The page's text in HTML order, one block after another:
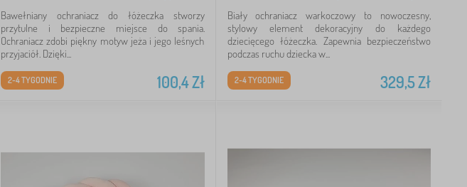
Bawełniany ochraniacz do łóżeczka stworzy
przytulne i bezpieczne miejsce do spania.
Ochraniacz zdobi piękny motyw jeża i jego leśnych
przyjaciół. Dzięki...
100,4Zł
2-4 TYGODNIE
Biały ochraniacz warkoczowy to nowoczesny,
stylowy element dekoracyjny do każdego
dziecięcego łóżeczka. Zapewnia bezpieczeństwo
podczas ruchu dziecka w...
329,5Zł
2-4 TYGODNIE